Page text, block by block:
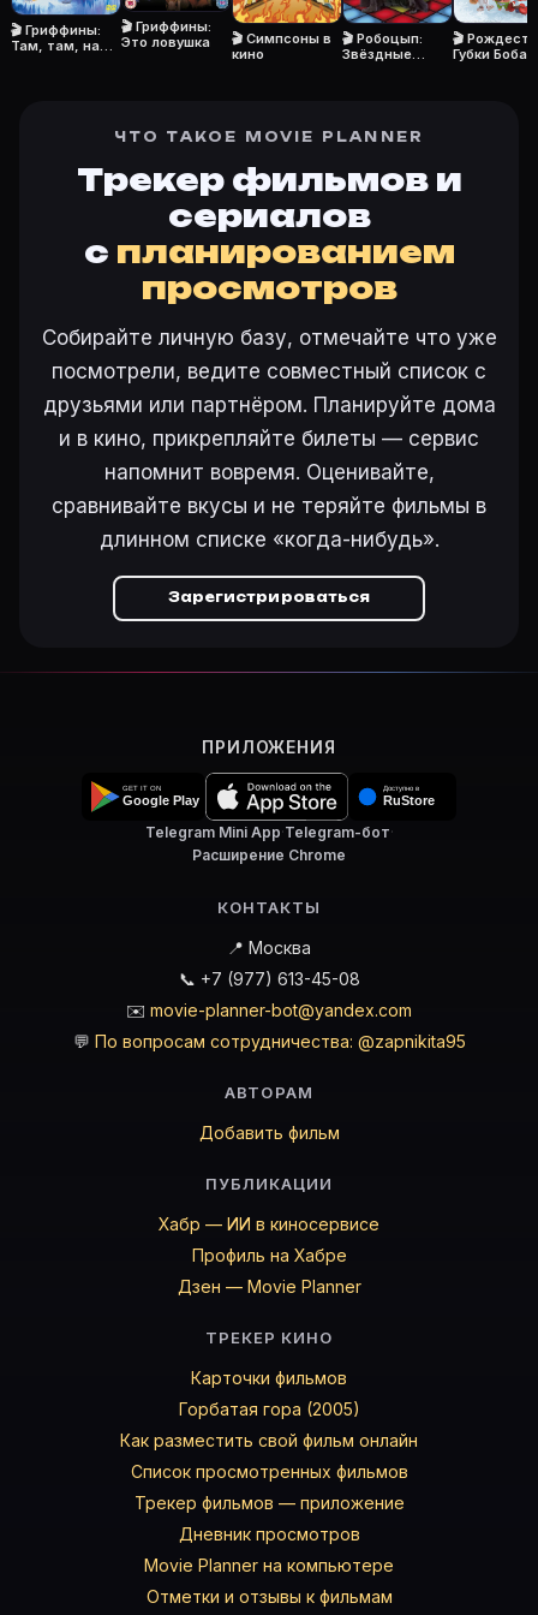
Откройте «Стьюи Гриффин: Нерассказанная
Ещё на Movie Planner
Другие карточки: Фильм 77647·Фильм 24287
Войти в кабинет— сохранить «Стьюи Гриффин:
🎬 Гриффины:
Там, там, на
🎬 Гриффины:
Это ловушка
🎬 Симпсоны в
кино
🎬 Робоцып:
Звёздные
🎬
Губки Боба!
ЧТО ТАКОЕ MOVIE PLANNER
Трекер фильмов и
сериалов
с планированием
просмотров
Собирайте личную базу, отмечайте что уже
посмотрели, ведите совместный список с
друзьями или партнёром. Планируйте дома
и в кино, прикрепляйте билеты — сервис
напомнит вовремя. Оценивайте,
сравнивайте вкусы и не теряйте фильмы в
длинном списке «когда-нибудь».
Зарегистрироваться
ПРИЛОЖЕНИЯ
Telegram Mini App·Telegram-бот·
Расширение Chrome
КОНТАКТЫ
📍 Москва
📞 +7 (977) 613-45-08
✉️ movie-planner-bot@yandex.com
💬 По вопросам сотрудничества: @zapnikita95
АВТОРАМ
Добавить фильм
ПУБЛИКАЦИИ
Хабр — ИИ в киносервисе
Профиль на Хабре
Дзен — Movie Planner
ТРЕКЕР КИНО
Карточки фильмов
Горбатая гора (2005)
Как разместить свой фильм онлайн
Список просмотренных фильмов
Трекер фильмов — приложение
Дневник просмотров
Movie Planner на компьютере
Отметки и отзывы к фильмам